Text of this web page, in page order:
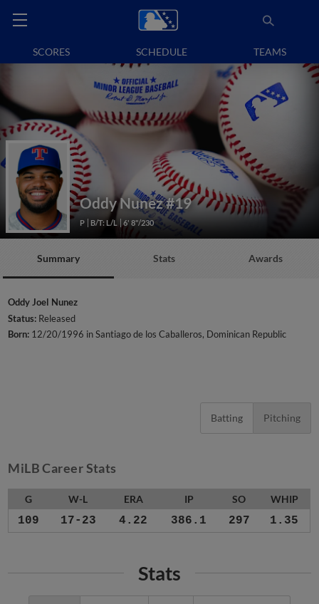
SCORES SCHEDULE TEAMS
Oddy Nunez#19
P B/T: L/L 6' 8"/230
Summary Stats Awards
Oddy Joel Nunez
Status: Released
Born: 12/20/1996 in Santiago de los Caballeros, Dominican Republic
Batting Pitching
MiLB Career Stats
G W-L ERA IP SO WHIP
109 17-23 4.22 386.1 297 1.35
Stats